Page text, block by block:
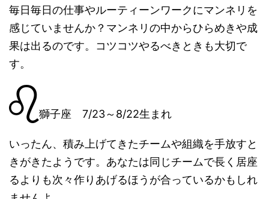
毎日毎日の仕事やルーティーンワークにマンネリを
感じていませんか？マンネリの中からひらめきや成
果は出るのです。コツコツやるべきときも大切で
す。
獅子座 7/23～8/22生まれ
いったん、積み上げてきたチームや組織を手放すと
きがきたようです。あなたは同じチームで長く居座
るよりも次々作りあげるほうが合っているかもしれ